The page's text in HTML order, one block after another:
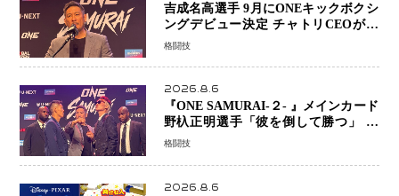
吉成名高選手 9月にONEキックボクシ
ングデビュー決定 チャトリCEOがサ
プライズ発表 2カ月連続参戦へ
格闘技
2026.8.6
『ONE SAMURAI-２- 』メインカード
野杁正明選手「彼を倒して勝つ」 リ
ウ・メンヤンとの因縁に決着へ 再起
初戦
格闘技
2026.8.6